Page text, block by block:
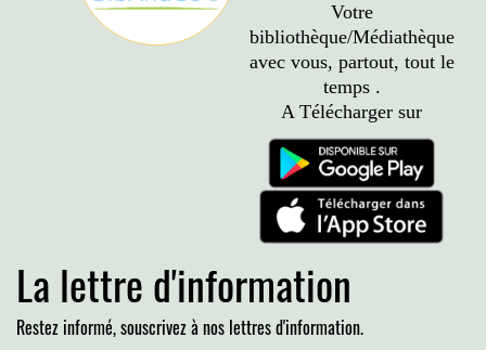
Votre
bibliothèque/Médiathèque
avec vous, partout, tout le
temps .
A Télécharger sur
La lettre d'information
Restez informé, souscrivez à nos lettres d'information.